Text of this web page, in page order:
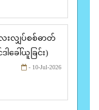
ေးလျှပ်စစ်ဓာတ်
ခေါ်ယူခြင်း)
- 10-Jul-2026